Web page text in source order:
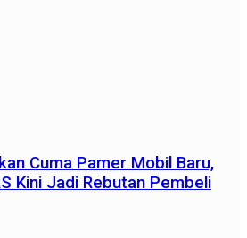
Cuma Pamer Mobil Baru,
Kini Jadi Rebutan Pembeli